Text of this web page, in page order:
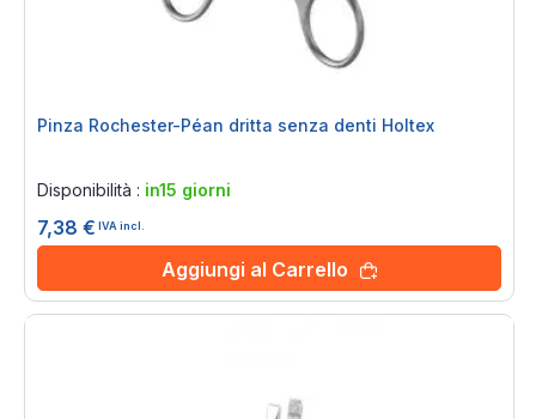
Pinza Rochester-Péan dritta senza denti Holtex
Disponibilità : in15 giorni
7,38 € IVA incl.
Aggiungi al Carrello